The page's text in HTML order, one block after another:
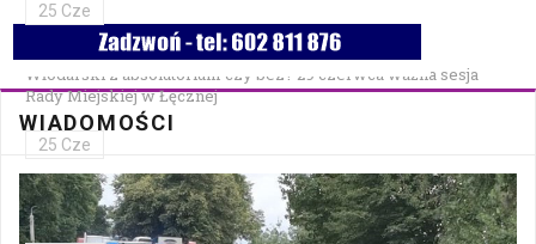
25 Cze
Włodarski z absolutorium czy bez? 29 czerwca ważna sesja
Rady Miejskiej w Łęcznej
25 Cze
Bezpłatna mammografia w Cycowie
WIADOMOŚCI